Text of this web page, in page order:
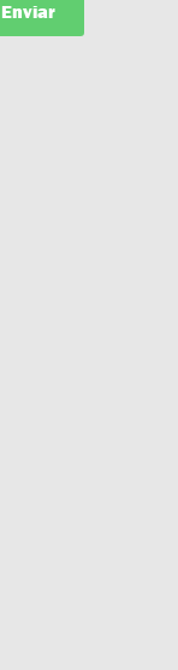
Enviar